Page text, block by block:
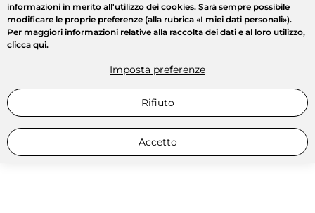
informazioni in merito all'utilizzo dei cookies. Sarà sempre possibile
modificare le proprie preferenze (alla rubrica «I miei dati personali»).
Per maggiori informazioni relative alla raccolta dei dati e al loro utilizzo,
clicca qui.
Imposta preferenze
Rifiuto
Accetto